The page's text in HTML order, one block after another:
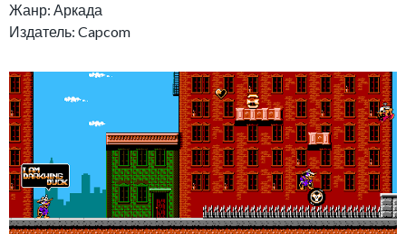
Жанр: Аркада
Издатель: Capcom